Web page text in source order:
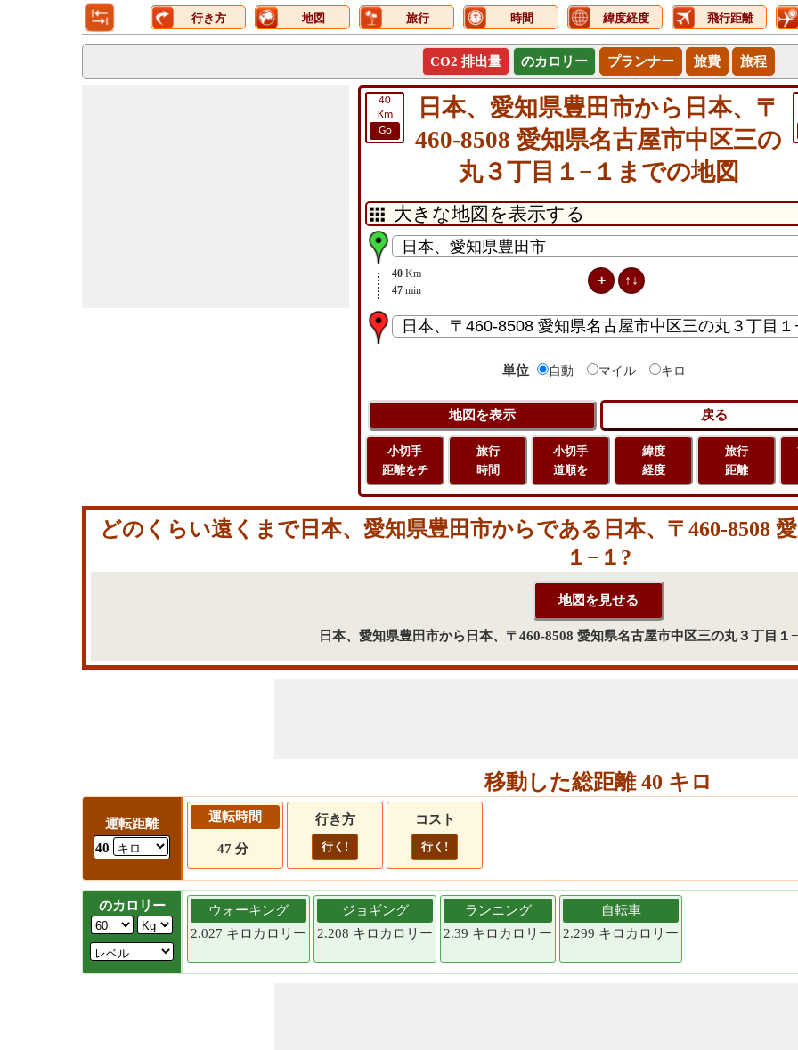
行き方 地図 旅行 時間 緯度経度 飛行距離
CO2 排出量 のカロリー プランナー 旅費 旅程
40
Km
Go
日本、愛知県豊田市から日本、〒
460-8508 愛知県名古屋市中区三の
丸３丁目１−１までの地図
40 Km
47 min
単位 自動 マイル キロ
小切手
距離をチ
旅行
時間
小切手
道順を
緯度
経度
旅行
距離
どのくらい遠くまで日本、愛知県豊田市からである日本、〒460-8508
１−１?
日本、愛知県豊田市から日本、〒460-8508 愛知県名古屋市中区三の丸３丁目１
移動した総距離 40 キロ
運転距離
40
運転時間
47 分
行き方
行く!
コスト
行く!
のカロリー
ウォーキング
2.027 キロカロリー
ジョギング
2.208 キロカロリー
ランニング
2.39 キロカロリー
自転車
2.299 キロカロリー